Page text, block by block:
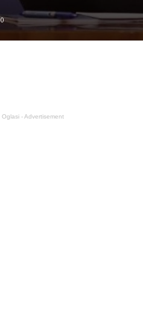
0
Oglasi - Advertisement